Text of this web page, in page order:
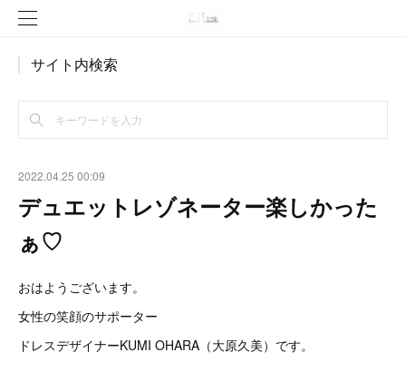
サイト内検索
2022.04.25 00:09
デュエットレゾネーター楽しかった
ぁ♡
おはようございます。
女性の笑顔のサポーター
ドレスデザイナーKUMI OHARA（大原久美）です。